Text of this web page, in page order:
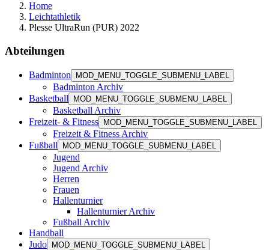
Home
Leichtathletik
Plesse UltraRun (PUR) 2022
Abteilungen
Badminton MOD_MENU_TOGGLE_SUBMENU_LABEL
Badminton Archiv
Basketball
MOD_MENU_TOGGLE_SUBMENU_LABEL
Basketball Archiv
Freizeit- & Fitness
MOD_MENU_TOGGLE_SUBMENU_LABEL
Freizeit & Fitness Archiv
Fußball
MOD_MENU_TOGGLE_SUBMENU_LABEL
Jugend
Jugend Archiv
Herren
Frauen
Hallenturnier
Hallenturnier Archiv
Fußball Archiv
Handball
Judo
MOD_MENU_TOGGLE_SUBMENU_LABEL